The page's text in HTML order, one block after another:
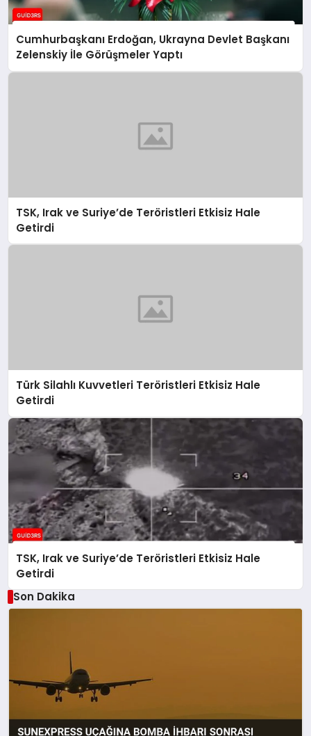
Cumhurbaşkanı Erdoğan, Ukrayna Devlet Başkanı
Zelenskiy İle Görüşmeler Yaptı
TSK, Irak ve Suriye’de Teröristleri Etkisiz Hale
Getirdi
Türk Silahlı Kuvvetleri Teröristleri Etkisiz Hale
Getirdi
TSK, Irak ve Suriye’de Teröristleri Etkisiz Hale
Getirdi
Son Dakika